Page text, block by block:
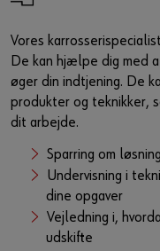
Vores
De kan hjælpe dig med
øger din indtjening. De
produkter og teknikker,
dit arbejde.
Sparring om
Undervisning i
dine opgaver
Vejledning i,
udskifte